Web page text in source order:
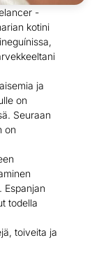
-
kotini
ja
on
Seuraan
on
Espanjan
todella
toiveita ja